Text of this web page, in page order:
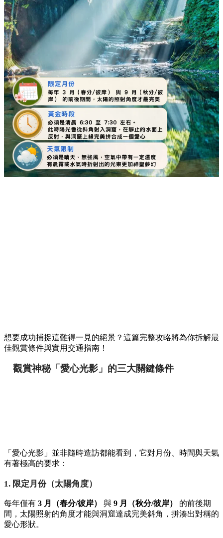
想要成功捕捉這難得一見的絕景？這篇完整攻略將為你拆解最
佳觀賞條件與實用交通指南！
觀賞神秘「愛心光影」的三大關鍵條件
「愛心光影」並非隨時造訪都能看到，它對月份、時間與天氣
有著極高的要求：
1. 限定月份（太陽角度）
每年僅有 3 月（春分/彼岸） 與 9 月（秋分/彼岸）
的前後期
間，太陽照射的角度才能與洞窟達成完美斜角，拼湊出對稱的
愛心形狀。